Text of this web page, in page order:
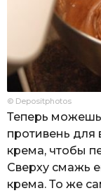
© Depositphotos
Теперь можешь
противень
крема, чтобы
Сверху смажь
крема. То же